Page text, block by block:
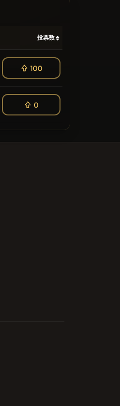
投票数
100
0